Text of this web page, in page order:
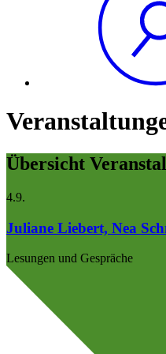
Übersicht
4.9.
Juliane Liebert, Nea
Lesungen und Gespräche